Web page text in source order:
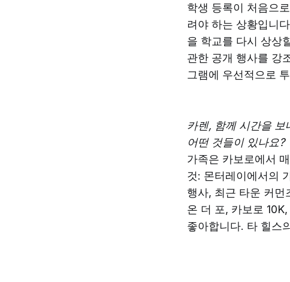
학생 등록이 처음으
려야 하는 상황입니
을 학교를 다시 상상
관한 공개 행사를 강
그램에 우선적으로
카렌, 함께 시간을 보
어떤 것들이 있나요?
가족은 카보로에서
것: 몬터레이에서의
행사, 최근 타운 커
온 더 포, 카보로
좋아합니다. 타 힐스